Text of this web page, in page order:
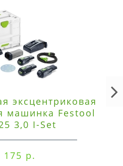
эксцентриковая
машинка Festool
3,0 I-Set
175 р.